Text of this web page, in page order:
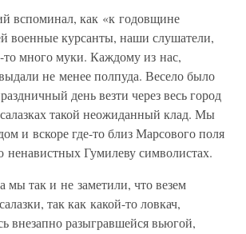
вспоминал, как «к годовщине
военные курсанты, наши слушатели,
то много муки. Каждому из нас,
не менее полпуда. Весело было
день везти через весь город
такой неожиданный клад. Мы
и вскоре где-то близ Марсового поля
ненавистных Гумилеву символистах.
мы так и не заметили, что везем
так как какой-то ловкач,
внезапно разыгравшейся вьюгой,